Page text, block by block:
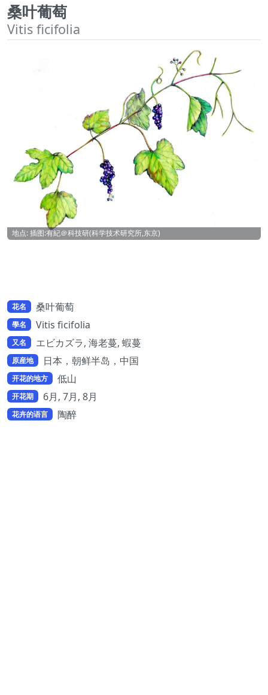
桑叶葡萄
Vitis ficifolia
地点: 插图:有紀＠科技研(科学技术研究所,东京)
花名 桑叶葡萄
學名 Vitis ficifolia
又名 エビカズラ, 海老蔓, 蝦蔓
原産地 日本，朝鲜半岛，中国
开花的地方 低山
开花期 6月, 7月, 8月
花卉的语言 陶醉